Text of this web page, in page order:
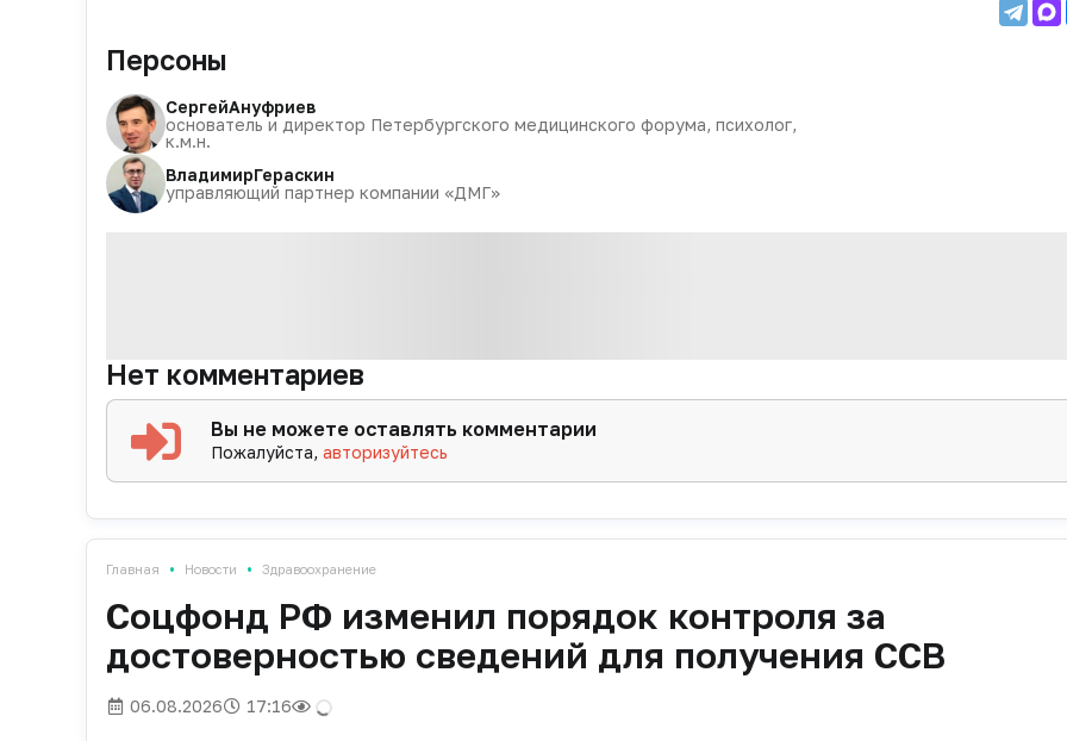
Персоны
СергейАнуфриев
основатель и директор Петербургского медицинского форума, психолог,
к.м.н.
ВладимирГераскин
управляющий партнер компании «ДМГ»
Нет комментариев
Вы не можете оставлять комментарии
Пожалуйста,авторизуйтесь
Главная • Новости • Здравоохранение
Соцфонд РФ изменил порядок контроля за
достоверностью сведений для получения ССВ
06.08.2026 17:16